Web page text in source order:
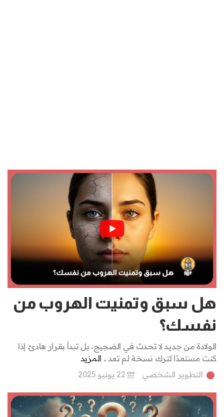
هل سبق وتمنيت الهروب من
نفسك؟
الولادة من جديد لا تحدث في الضجيج، بل تبدأ بقرار هادئ. إذا
كنت مستعدًا لترك نسخة لم تعد .. المزيد
التطوير الشخصي
22 يونيو 2025